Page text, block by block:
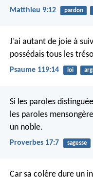
Matthieu 9:12 pardon
J’ai autant de joie à
possédais tous les
Psaume 119:14 loi
Si les paroles
les paroles
un noble.
Proverbes 17:7 sagesse
Car sa colère dure un